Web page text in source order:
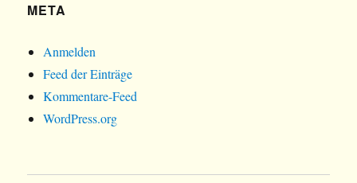
META
Anmelden
Feed der Einträge
Kommentare-Feed
WordPress.org